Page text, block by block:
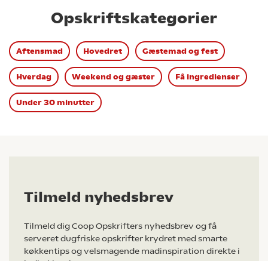
Opskriftskategorier
Aftensmad Hovedret Gæstemad og fest
Hverdag Weekend og gæster Få ingredienser
Under 30 minutter
Tilmeld nyhedsbrev
Tilmeld dig Coop Opskrifters nyhedsbrev og få
serveret dugfriske opskrifter krydret med smarte
køkkentips og velsmagende madinspiration direkte i